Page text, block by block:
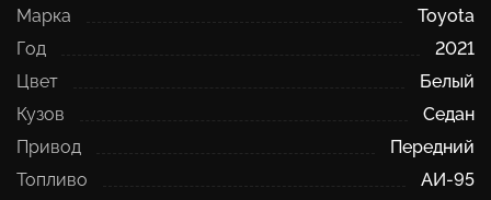
Марка
Toyota
Год
2021
Цвет
Белый
Кузов
Седан
Привод
Передний
Топливо
АИ-95